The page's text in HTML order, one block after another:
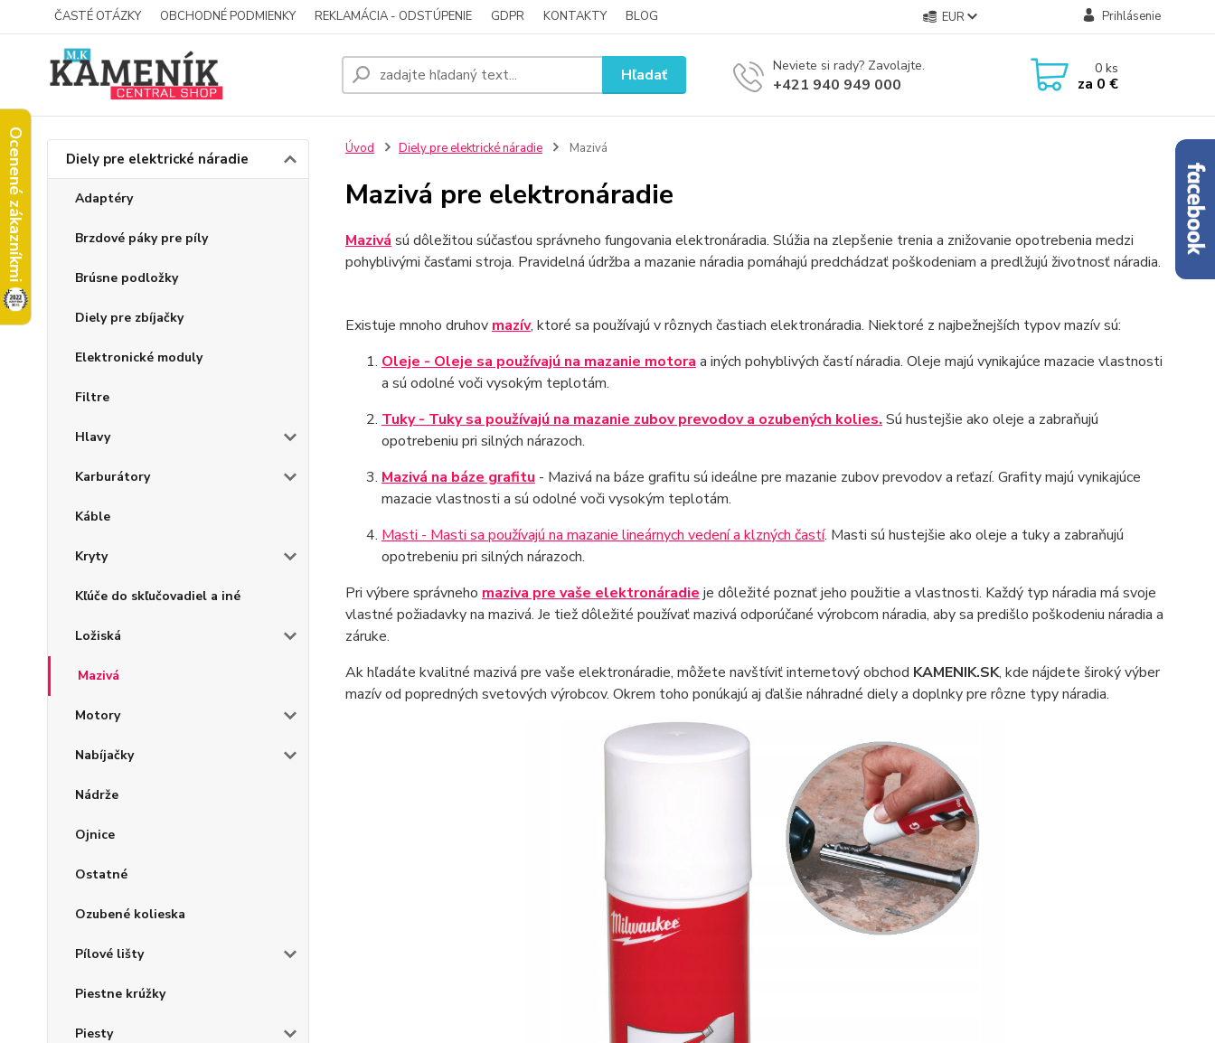
Ocenené zákazníkmi
ČASTÉ OTÁZKY OBCHODNÉ PODMIENKY REKLAMÁCIA - ODSTÚPENIE GDPR KONTAKTY BLOG EUR Prihlásenie
Hľadať Neviete si rady? Zavolajte.
+421 940 949 000
0ks
za 0 €
Diely pre elektrické náradie
Adaptéry
Brzdové páky pre píly
Brúsne podložky
Diely pre zbíjačky
Elektronické moduly
Filtre
Hlavy
Karburátory
Káble
Kryty
Kľúče do skľučovadiel a iné
Ložiská
Mazivá
Motory
Nabíjačky
Nádrže
Ojnice
Ostatné
Ozubené kolieska
Pílové lišty
Piestne krúžky
Piesty
Úvod Diely pre elektrické náradie Mazivá
Mazivá pre elektronáradie
Mazivá sú dôležitou súčasťou správneho fungovania elektronáradia. Slúžia na zlepšenie trenia a znižovanie opotrebenia medzi
pohyblivými časťami stroja. Pravidelná údržba a mazanie náradia pomáhajú predchádzať poškodeniam a predlžujú životnosť náradia.
Existuje mnoho druhov mazív, ktoré sa používajú v rôznych častiach elektronáradia. Niektoré z najbežnejších typov mazív sú:
Oleje - Oleje sa používajú na mazanie motora a iných pohyblivých častí náradia. Oleje majú vynikajúce mazacie vlastnosti
a sú odolné voči vysokým teplotám.
Tuky - Tuky sa používajú na mazanie zubov prevodov a ozubených kolies. Sú hustejšie ako oleje a zabraňujú
opotrebeniu pri silných nárazoch.
Mazivá na báze grafitu - Mazivá na báze grafitu sú ideálne pre mazanie zubov prevodov a reťazí. Grafity majú vynikajúce
mazacie vlastnosti a sú odolné voči vysokým teplotám.
Masti - Masti sa používajú na mazanie lineárnych vedení a klzných častí. Masti sú hustejšie ako oleje a tuky a zabraňujú
opotrebeniu pri silných nárazoch.
Pri výbere správneho maziva pre vaše elektronáradie je dôležité poznať jeho použitie a vlastnosti. Každý typ náradia má svoje
vlastné požiadavky na mazivá. Je tiež dôležité používať mazivá odporúčané výrobcom náradia, aby sa predišlo poškodeniu náradia a
záruke.
Ak hľadáte kvalitné mazivá pre vaše elektronáradie, môžete navštíviť internetový obchod KAMENIK.SK, kde nájdete široký výber
mazív od popredných svetových výrobcov. Okrem toho ponúkajú aj ďalšie náhradné diely a doplnky pre rôzne typy náradia.